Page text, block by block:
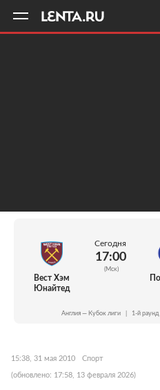
Вест Хэм
Юнайтед
Сегодня
17:00
(Мск)
Англия — Кубок лиги 1-й раунд
15:38, 31 мая 2010 Спорт
(обновлено: 17:58, 13 февраля 2026)